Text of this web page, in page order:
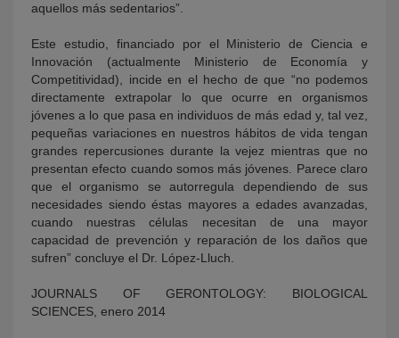
aquellos más sedentarios”.
Este estudio, financiado por el Ministerio de Ciencia e
Innovación (actualmente Ministerio de Economía y
Competitividad), incide en el hecho de que “no podemos
directamente extrapolar lo que ocurre en organismos
jóvenes a lo que pasa en individuos de más edad y, tal vez,
pequeñas variaciones en nuestros hábitos de vida tengan
grandes repercusiones durante la vejez mientras que no
presentan efecto cuando somos más jóvenes. Parece claro
que el organismo se autorregula dependiendo de sus
necesidades siendo éstas mayores a edades avanzadas,
cuando nuestras células necesitan de una mayor
capacidad de prevención y reparación de los daños que
sufren” concluye el Dr. López-Lluch.
JOURNALS OF GERONTOLOGY: BIOLOGICAL
SCIENCES, enero 2014